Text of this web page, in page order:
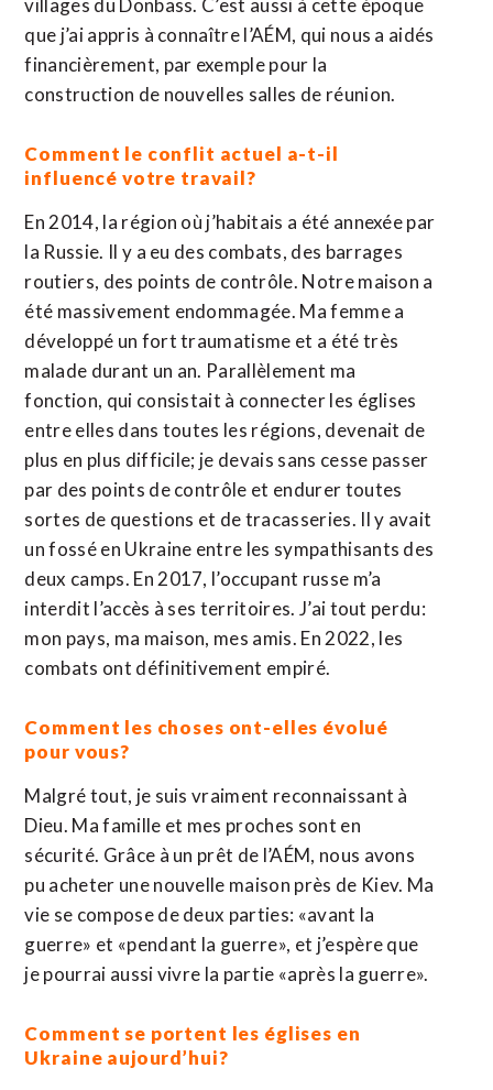
villages du Donbass. C’est aussi à cette époque
que j’ai appris à connaître l’AÉM, qui nous a aidés
financièrement, par exemple pour la
construction de nouvelles salles de réunion.
Comment le conflit actuel a-t-il
influencé votre travail?
En 2014, la région où j’habitais a été annexée par
la Russie. Il y a eu des combats, des barrages
routiers, des points de contrôle. Notre maison a
été massivement endommagée. Ma femme a
développé un fort traumatisme et a été très
malade durant un an. Parallèlement ma
fonction, qui consistait à connecter les églises
entre elles dans toutes les régions, devenait de
plus en plus difficile; je devais sans cesse passer
par des points de contrôle et endurer toutes
sortes de questions et de tracasseries. Il y avait
un fossé en Ukraine entre les sympathisants des
deux camps. En 2017, l’occupant russe m’a
interdit l’accès à ses territoires. J’ai tout perdu:
mon pays, ma maison, mes amis. En 2022, les
combats ont définitivement empiré.
Comment les choses ont-elles évolué
pour vous?
Malgré tout, je suis vraiment reconnaissant à
Dieu. Ma famille et mes proches sont en
sécurité. Grâce à un prêt de l’AÉM, nous avons
pu acheter une nouvelle maison près de Kiev. Ma
vie se compose de deux parties: «avant la
guerre» et «pendant la guerre», et j’espère que
je pourrai aussi vivre la partie «après la guerre».
Comment se portent les églises en
Ukraine aujourd’hui?